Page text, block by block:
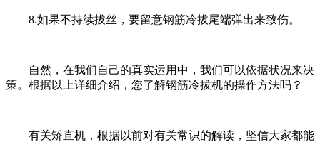
8.如果不持续拔丝，要留意钢筋冷拔尾端弹出来致伤。
自然，在我们自己的真实运用中，我们可以依据状况来决
策。根据以上详细介绍，您了解钢筋冷拔机的操作方法吗？
有关矫直机，根据以前对有关常识的解读，坚信大家都能